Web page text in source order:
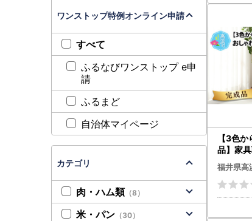
【3色
品】家
わいい
段チェス
福井県高
ワンストップ特例オンライン申請
すべて
ふるなびワンストップ e申
請
ふるまど
自治体マイページ
カテゴリ
肉・ハム類 （8）
米・パン （30）